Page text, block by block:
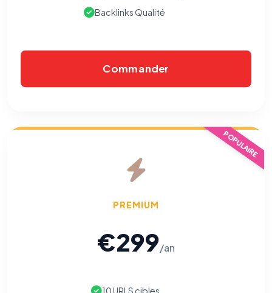
Backlinks Qualité
Commander
POPULAIRE
PREMIUM
€299/an
10 URLS cibles
Nécessaires au fonctionnement du site : session, sécurité,
(pages visitées, durée de visite) pour l'améliorer. Données